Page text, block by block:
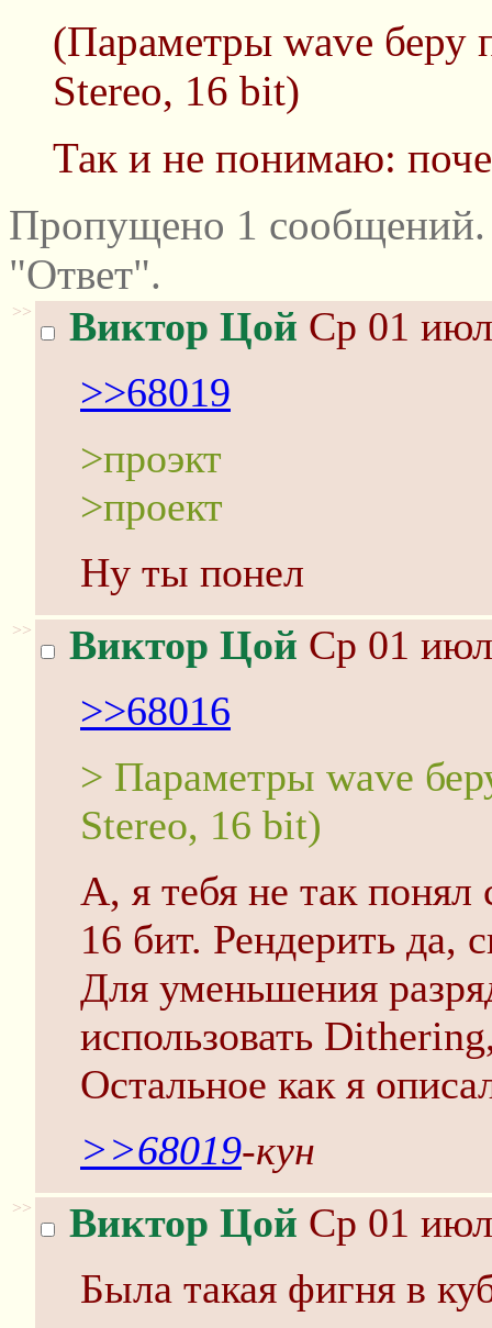
(Параметры wave
Stereo, 16 bit)
Так и не понимаю:
Пропущено 1
"Ответ".
>> Виктор Цой Ср 01
>>68019
>проэкт
>проект
Ну ты понел
>> Виктор Цой Ср 01
>>68016
> Параметры wave
Stereo, 16 bit)
А, я тебя не так
16 бит. Рендерить да,
Для уменьшения
использовать
Остальное как я
>>68019-кун
>> Виктор Цой Ср 01
Была такая фигня в